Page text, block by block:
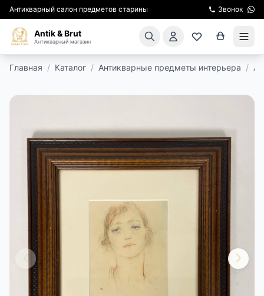
Антикварный салон предметов старины Звонок
Antik & Brut
Антикварный магазин
ПОДАРКИ
КИНОСЪЕМКА
ЭКСКУРСИИ
РЕСТАВРАЦИЯ
КУРСЫ ПО РЕСТАВРАЦИИ
КОНТАКТЫ
Главная / Каталог / Антикварные предметы интерьера /